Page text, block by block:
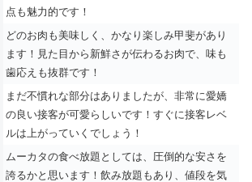
点も魅力的です！
どのお肉も美味しく、かなり楽しみ甲斐があり
ます！見た目から新鮮さが伝わるお肉で、味も
歯応えも抜群です！
まだ不慣れな部分はありましたが、非常に愛嬌
の良い接客が可愛らしいです！すぐに接客レベ
ルは上がっていくでしょう！
ムーカタの食べ放題としては、圧倒的な安さを
誇るかと思います！飲み放題もあり、値段を気